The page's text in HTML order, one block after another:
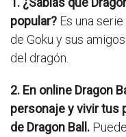
popular? Es una
de Goku y sus
del dragón.
2. En online Dragon
personaje y vivir tus
de Dragon Ball.